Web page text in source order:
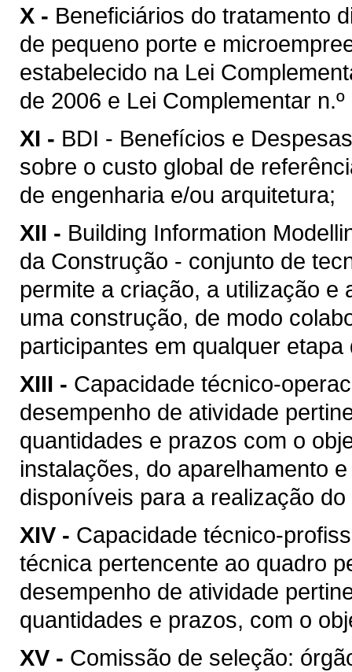
X - Beneficiários do tratamento
de pequeno porte e
estabelecido na Lei
de 2006 e Lei Complementar
XI - BDI - Benefícios e
sobre o custo global de
de engenharia e/ou arquitetura;
XII - Building Information
da Construção - conjunto de
permite a criação, a utilização e
uma construção, de modo
participantes em qualquer
XIII - Capacidade técnico-
desempenho de atividade
quantidades e prazos com o
instalações, do aparelhamento
disponíveis para a realização
XIV - Capacidade técnico-
técnica pertencente ao quadro
desempenho de atividade
quantidades e prazos, com o
XV - Comissão de seleção: